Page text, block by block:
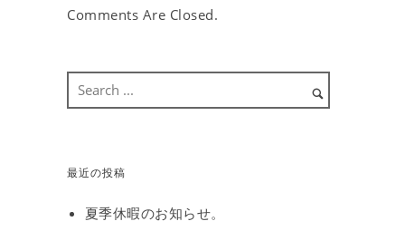
Comments Are Closed.
最近の投稿
夏季休暇のお知らせ。